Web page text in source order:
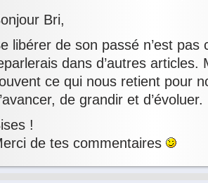
Bri,
libérer de son passé n’est pas
dans d’autres articles.
ce qui nous retient pour
de grandir et d’évoluer.
!
de tes commentaires